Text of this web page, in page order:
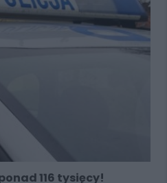
116 tysięcy!